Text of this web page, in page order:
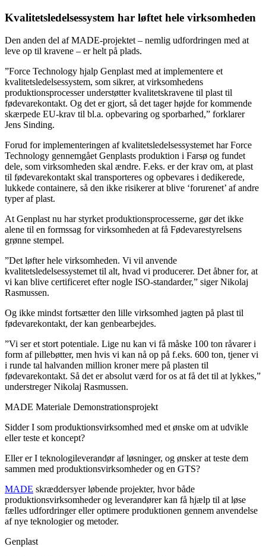
Kvalitetsledelsessystem har løftet hele virksomheden
Den anden del af MADE-projektet – nemlig udfordringen med at
leve op til kravene – er helt på plads.
”Force Technology hjalp Genplast med at implementere et
kvalitetsledelsessystem, som sikrer, at virksomhedens
produktionsprocesser understøtter kvalitetskravene til plast til
fødevarekontakt. Og det er gjort, så det tager højde for kommende
skærpede EU-krav til bl.a. opbevaring og sporbarhed,” forklarer
Jens Sinding.
Forud for implementeringen af kvalitetsledelsessystemet har Force
Technology gennemgået Genplasts produktion i Farsø og fundet
dele, som virksomheden skal ændre. F.eks. er der krav om, at plast
til fødevarekontakt skal transporteres og opbevares i dedikerede,
lukkede containere, så den ikke risikerer at blive ‘forurenet’ af andre
typer af plast.
At Genplast nu har styrket produktionsprocesserne, gør det ikke
alene til en formssag for virksomheden at få Fødevarestyrelsens
grønne stempel.
”Det løfter hele virksomheden. Vi vil anvende
kvalitetsledelsessystemet til alt, hvad vi producerer. Det åbner for, at
vi kan blive certificeret efter nogle ISO-standarder,” siger Nikolaj
Rasmussen.
Og ikke mindst fortsætter den lille virksomhed jagten på plast til
fødevarekontakt, der kan genbearbejdes.
”Vi ser et stort potentiale. Lige nu kan vi få måske 100 ton råvarer i
form af pillebøtter, men hvis vi kan nå op på f.eks. 600 ton, tjener vi
i runde tal halvanden million kroner mere på plasten til
fødevarekontakt. Så det er absolut værd for os at få det til at lykkes,”
understreger Nikolaj Rasmussen.
MADE Materiale Demonstrationsprojekt
Sidder I som produktionsvirksomhed med et ønske om at udvikle
eller teste et koncept?
Eller er I teknologileverandør af løsninger, og ønsker at teste dem
sammen med produktionsvirksomheder og en GTS?
MADE skræddersyer løbende projekter, hvor både
produktionsvirksomheder og leverandører kan få hjælp til at løse
fælles udfordringer eller optimere produktionen gennem anvendelse
af nye teknologier og metoder.
Genplast